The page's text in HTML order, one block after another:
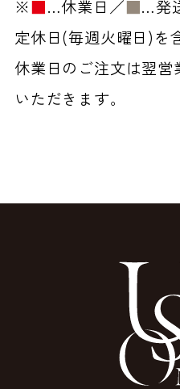
※■…休業日／■…発
定休日(毎週火曜日)を
休業日のご注文は翌営
いただきます。